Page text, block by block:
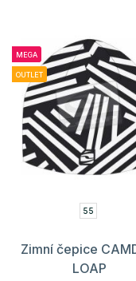
MEGA
OUTLET
55
Zimní čepice
LOAP